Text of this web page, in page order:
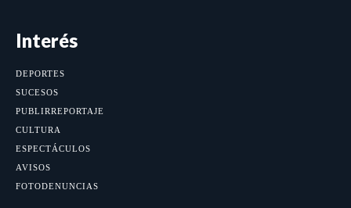
Interés
DEPORTES
SUCESOS
PUBLIRREPORTAJE
CULTURA
ESPECTÁCULOS
AVISOS
FOTODENUNCIAS